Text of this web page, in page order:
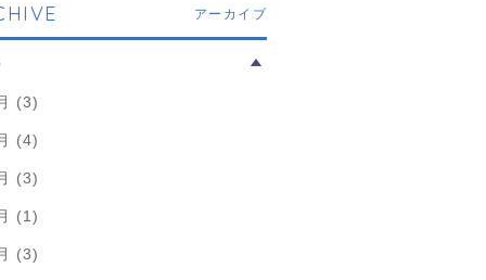
アーカイブ
(3)
(4)
(3)
(1)
(3)